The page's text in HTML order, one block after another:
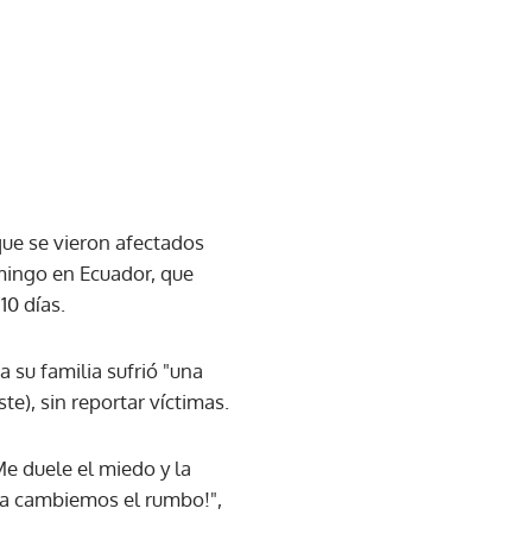
se vieron afectados
en Ecuador, que
días.
su familia sufrió "una
sin reportar víctimas.
duele el miedo y la
cambiemos el rumbo!",